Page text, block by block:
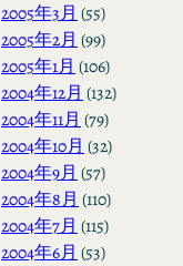
2005年3月 (55)
2005年2月 (99)
2005年1月 (106)
2004年12月 (132)
2004年11月 (79)
2004年10月 (32)
2004年9月 (57)
2004年8月 (110)
2004年7月 (115)
2004年6月 (53)